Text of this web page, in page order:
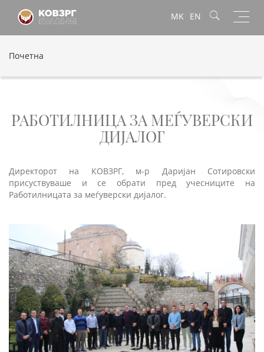
MK EN
Почетна
РАБОТИЛНИЦА ЗА МЕЃУВЕРСКИ
ДИЈАЛОГ
Директорот на КОВЗРГ, м-р Даријан Сотировски
присуствуваше и се обрати пред учесниците на
Работилницата за меѓуверски дијалог.